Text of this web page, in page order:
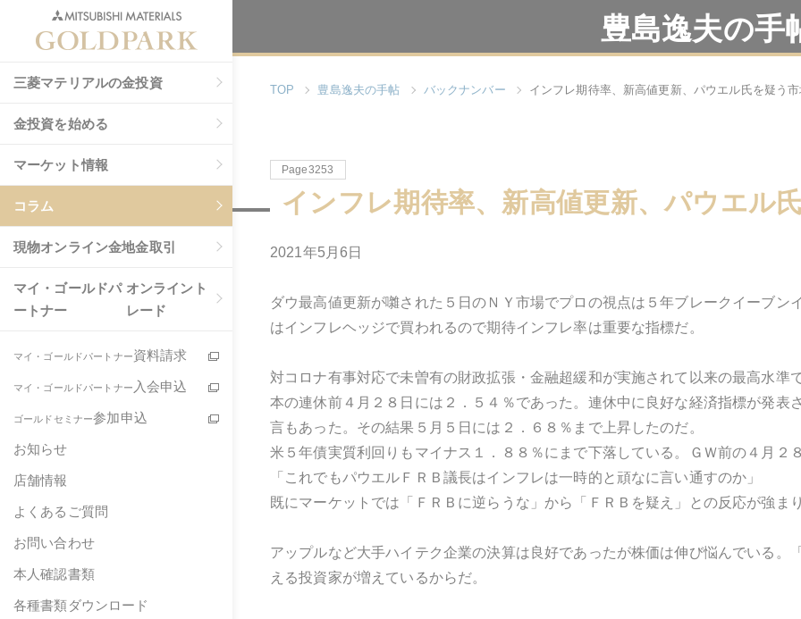
三菱マテリアルの金投資
金投資を始める
マーケット情報
コラム
現物オンライン金地金取引
マイ・ゴールドパ
ートナー
オンライント
レード
マイ・ゴールドパートナー資料請求
マイ・ゴールドパートナー 入会申込
ゴールドセミナー参加申込
お知らせ
店舗情報
よくあるご質問
お問い合わせ
本人確認書類
各種書類ダウンロード
豊島逸夫の手
TOP 豊島逸夫の手帖 バックナンバー インフレ期待率、新高値更新、パウエル氏を疑う
Page3253
インフレ期待率、新高値更新、パウエル
2021年5月6日
ダウ最高値更新が囃された５日のＮＹ市場でプロの視点は５年ブレークイーブ
はインフレヘッジで買われるので期待インフレ率は重要な指標だ。
対コロナ有事対応で未曽有の財政拡張・金融超緩和が実施されて以来の最高水
本の連休前４月２８日には２．５４％であった。連休中に良好な経済指標が発表
言もあった。その結果５月５日には２．６８％まで上昇したのだ。
米５年債実質利回りもマイナス１．８８％にまで下落している。ＧＷ前の４月２
「これでもパウエルＦＲＢ議長はインフレは一時的と頑なに言い通すのか」
既にマーケットでは「ＦＲＢに逆らうな」から「ＦＲＢを疑え」との反応が強ま
アップルなど大手ハイテク企業の決算は良好であったが株価は伸び悩んでいる
える投資家が増えているからだ。